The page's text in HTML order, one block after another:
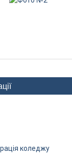
коледжу